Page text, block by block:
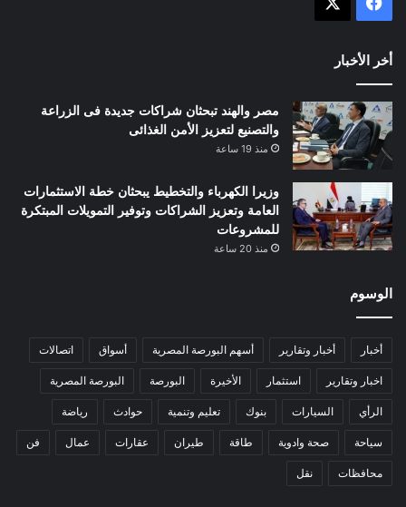
أخر الأخبار
مصر والهند تبحثان شراكات جديدة فى الزراعة
والتصنيع لتعزيز الأمن الغذائى
منذ 19 ساعة
وزيرا الكهرباء والتخطيط يبحثان خطة الاستثمارات
العامة وتعزيز الشراكات وتوفير التمويلات المبتكرة
للمشروعات
منذ 20 ساعة
الوسوم
أخبار أخبار وتقارير أسهم البورصة المصرية أسواق اتصالات
اخبار وتقارير استثمار الأخيرة البورصة البورصة المصرية
الرأي السيارات بنوك تعليم وتنمية حوادث رياضة
سياحة صحة وادوية طاقة طيران عقارات عمال فن
محافظات نقل